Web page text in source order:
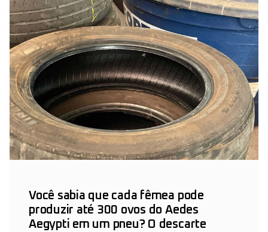
Você sabia que cada fêmea pode
produzir até 300 ovos do Aedes
Aegypti em um pneu? O descarte